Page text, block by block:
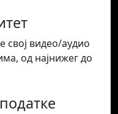
видео/аудио
од најнижег до